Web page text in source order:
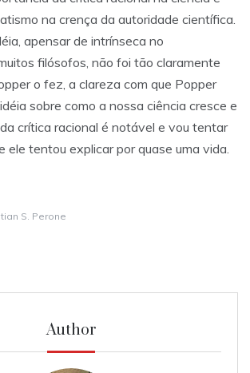
na crença da autoridade científica.
apensar de intrínseca no
filósofos, não foi tão claramente
o fez, a clareza com que Popper
sobre como a nossa ciência cresce e
crítica racional é notável e vou tentar
ele tentou explicar por quase uma vida.
S. Perone
Author